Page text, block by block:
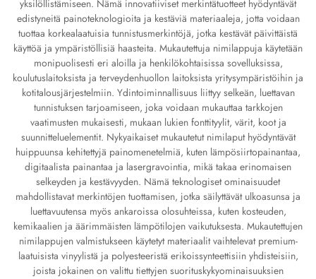
yksilöllistämiseen. Nämä innovatiiviset merkintätuotteet hyödyntävät
edistyneitä painoteknologioita ja kestäviä materiaaleja, jotta voidaan
tuottaa korkealaatuisia tunnistusmerkintöjä, jotka kestävät päivittäistä
käyttöä ja ympäristöllisiä haasteita. Mukautettuja nimilappuja käytetään
monipuolisesti eri aloilla ja henkilökohtaisissa sovelluksissa,
koulutuslaitoksista ja terveydenhuollon laitoksista yritysympäristöihin ja
kotitalousjärjestelmiin. Ydintoiminnallisuus liittyy selkeän, luettavan
tunnistuksen tarjoamiseen, joka voidaan mukauttaa tarkkojen
vaatimusten mukaisesti, mukaan lukien fonttityylit, värit, koot ja
suunnitteluelementit. Nykyaikaiset mukautetut nimilaput hyödyntävät
huippuunsa kehitettyjä painomenetelmiä, kuten lämpösiirtopainantaa,
digitaalista painantaa ja lasergravointia, mikä takaa erinomaisen
selkeyden ja kestävyyden. Nämä teknologiset ominaisuudet
mahdollistavat merkintöjen tuottamisen, jotka säilyttävät ulkoasunsa ja
luettavuutensa myös ankaroissa olosuhteissa, kuten kosteuden,
kemikaalien ja äärimmäisten lämpötilojen vaikutuksesta. Mukautettujen
nimilappujen valmistukseen käytetyt materiaalit vaihtelevat premium-
laatuisista vinyylistä ja polyesteeristä erikoissynteettisiin yhdisteisiin,
joista jokainen on valittu tiettyjen suorituskykyominaisuuksien